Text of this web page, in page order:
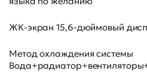
ЖК-экран 15,6-дюймовый
Метод охлаждения системы